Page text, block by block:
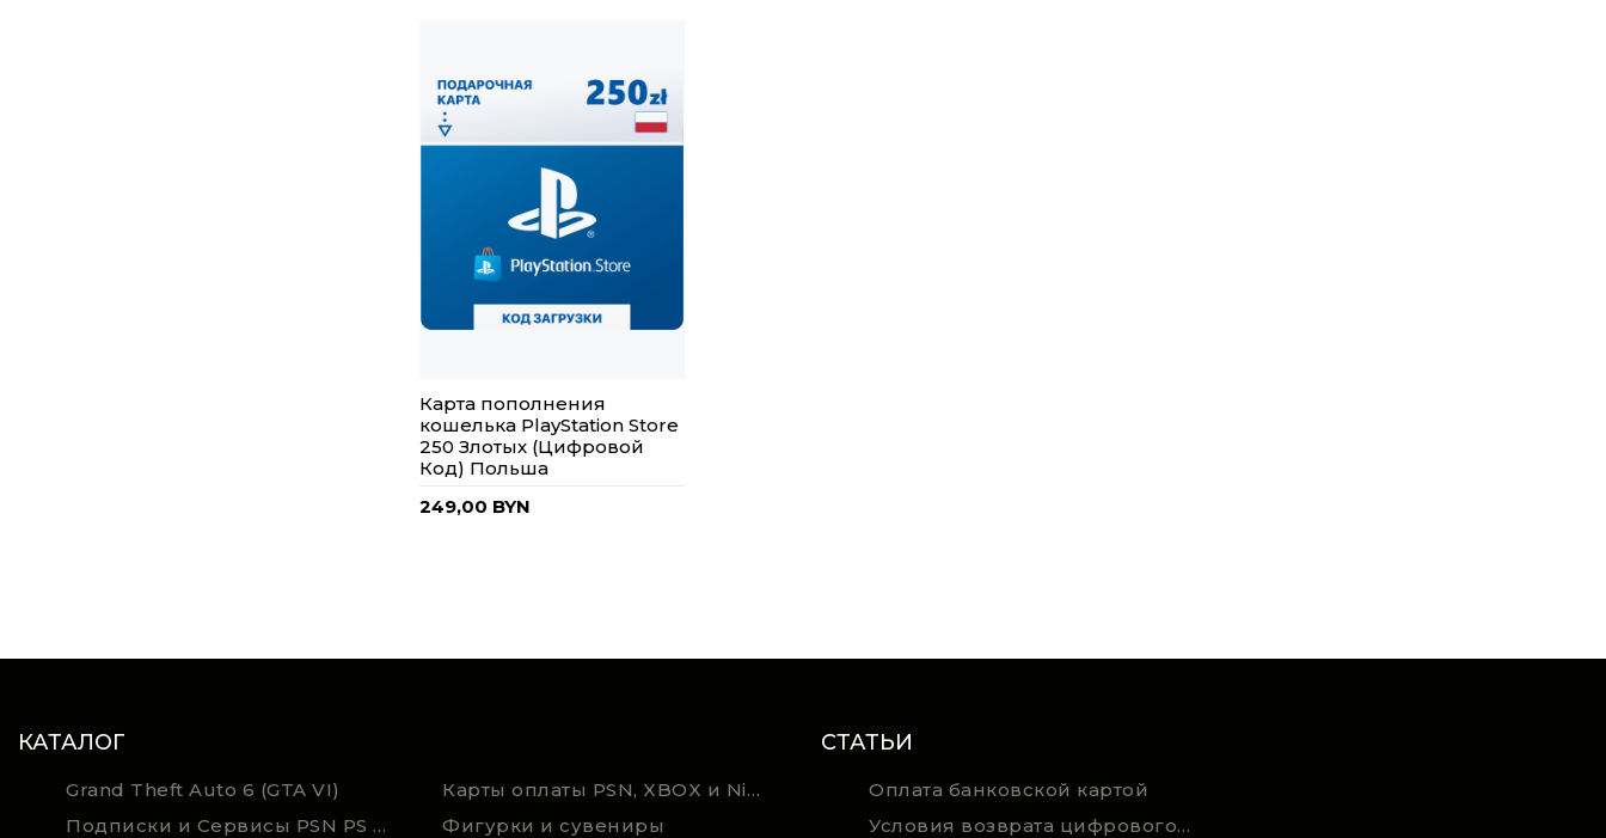
Карта пополнения
кошелька PlayStation Store
250 Злотых (Цифровой
Код) Польша
249,00 BYN
КАТАЛОГ
Grand Theft Auto 6 (GTA VI)
Карты оплаты PSN, XBOX и Nintendo (мгновенная доставка)
Подписки и Сервисы PSN PS Plus и XBOX Game Pass (Оплата картой)
Фигурки и сувениры
СТАТЬИ
Оплата банковской картой
Условия возврата цифрового товара